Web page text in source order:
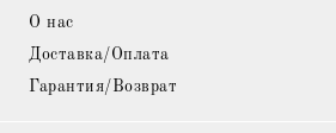
О нас
Доставка/Оплата
Гарантия/Возврат